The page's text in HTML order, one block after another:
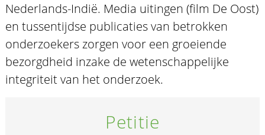
Nederlands-Indië. Media uitingen (film De Oost)
en tussentijdse publicaties van betrokken
onderzoekers zorgen voor een groeiende
bezorgdheid inzake de wetenschappelijke
integriteit van het onderzoek.
Petitie